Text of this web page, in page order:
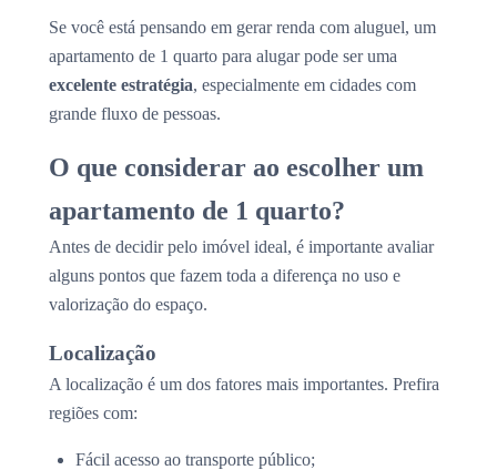
Se você está pensando em gerar renda com aluguel, um
apartamento de 1 quarto para alugar pode ser uma
excelente estratégia, especialmente em cidades com
grande fluxo de pessoas.
O que considerar ao escolher um
apartamento de 1 quarto?
Antes de decidir pelo imóvel ideal, é importante avaliar
alguns pontos que fazem toda a diferença no uso e
valorização do espaço.
Localização
A localização é um dos fatores mais importantes. Prefira
regiões com:
Fácil acesso ao transporte público;